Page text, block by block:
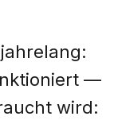
—
wird: